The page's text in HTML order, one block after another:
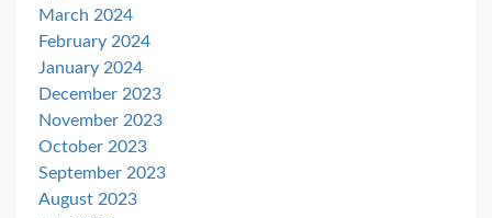
March 2024
February 2024
January 2024
December 2023
November 2023
October 2023
September 2023
August 2023